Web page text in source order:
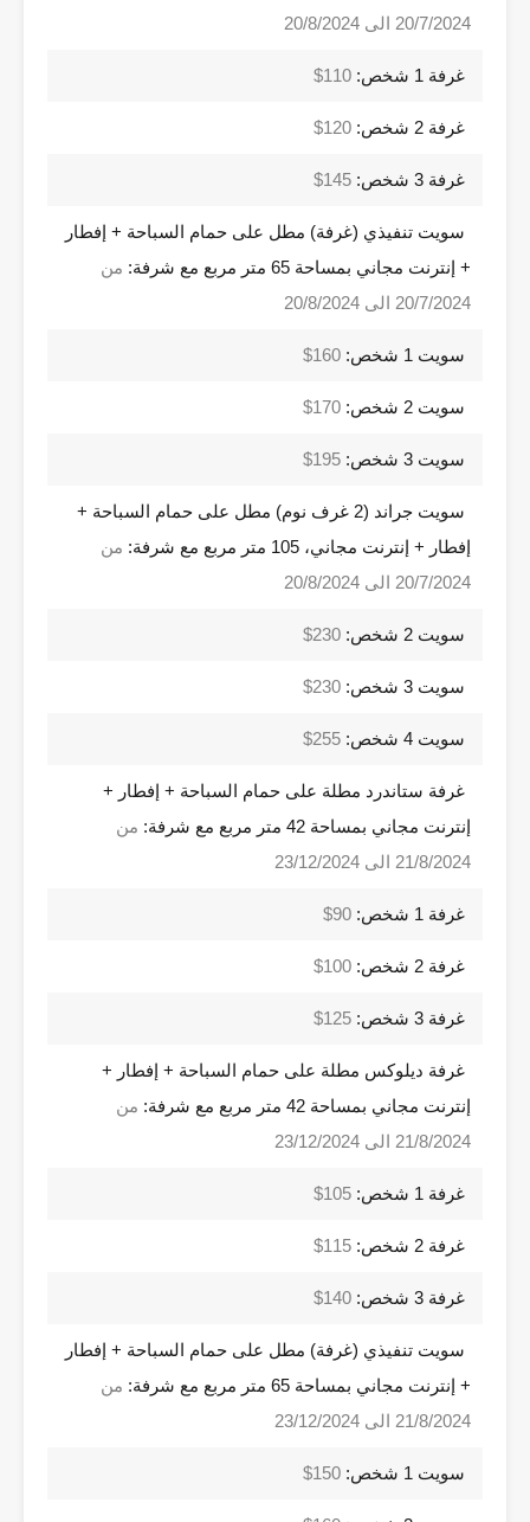
20/7/2024 الى 20/8/2024
غرفة 1 شخص: 110$
غرفة 2 شخص: 120$
غرفة 3 شخص: 145$
سويت تنفيذي (غرفة) مطل على حمام السباحة + إفطار
+ إنترنت مجاني بمساحة 65 متر مربع مع شرفة:
من
20/7/2024 الى 20/8/2024
سويت 1 شخص: 160$
سويت 2 شخص: 170$
سويت 3 شخص: 195$
سويت جراند (2 غرف نوم) مطل على حمام السباحة +
إفطار + إنترنت مجاني، 105 متر مربع مع شرفة:
من
20/7/2024 الى 20/8/2024
سويت 2 شخص: 230$
سويت 3 شخص: 230$
سويت 4 شخص: 255$
غرفة ستاندرد مطلة على حمام السباحة + إفطار +
إنترنت مجاني بمساحة 42 متر مربع مع شرفة:
من
21/8/2024 الى 23/12/2024
غرفة 1 شخص: 90$
غرفة 2 شخص: 100$
غرفة 3 شخص: 125$
غرفة ديلوكس مطلة على حمام السباحة + إفطار +
إنترنت مجاني بمساحة 42 متر مربع مع شرفة:
من
21/8/2024 الى 23/12/2024
غرفة 1 شخص: 105$
غرفة 2 شخص: 115$
غرفة 3 شخص: 140$
سويت تنفيذي (غرفة) مطل على حمام السباحة + إفطار
+ إنترنت مجاني بمساحة 65 متر مربع مع شرفة:
من
21/8/2024 الى 23/12/2024
سويت 1 شخص: 150$